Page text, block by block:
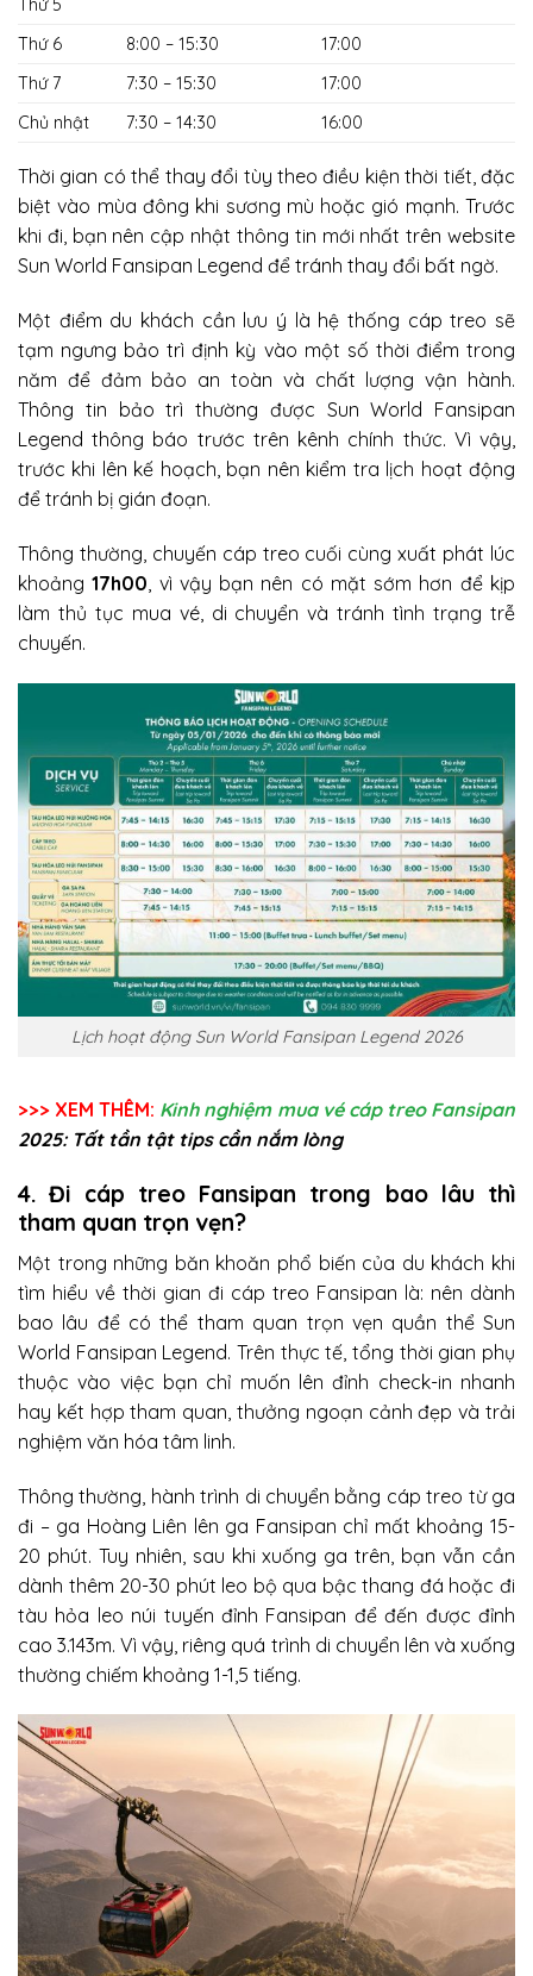
Thứ 5
Thứ 6 8:00 – 15:30
17:00
Thứ 7
7:30 – 15:30
17:00
Chủ nhật
7:30 – 14:30 16:00
Thời gian có thể thay đổi tùy theo điều kiện thời tiết, đặc
biệt vào mùa đông khi sương mù hoặc gió mạnh. Trước
khi đi, bạn nên cập nhật thông tin mới nhất trên website
Sun World Fansipan Legend để tránh thay đổi bất ngờ.
Một điểm du khách cần lưu ý là hệ thống cáp treo sẽ
tạm ngưng bảo trì định kỳ vào một số thời điểm trong
năm để đảm bảo an toàn và chất lượng vận hành.
Thông tin bảo trì thường được Sun World Fansipan
Legend thông báo trước trên kênh chính thức. Vì vậy,
trước khi lên kế hoạch, bạn nên kiểm tra lịch hoạt động
để tránh bị gián đoạn.
Thông thường, chuyến cáp treo cuối cùng xuất phát lúc
khoảng17h00, vì vậy bạn nên có mặt sớm hơn để kịp
làm thủ tục mua vé, di chuyển và tránh tình trạng trễ
chuyến.
Lịch hoạt động Sun World Fansipan Legend 2026
>>> XEM THÊM: Kinh nghiệm mua vé cáp treo Fansipan
2025: Tất tần tật tips cần nắm lòng
4. Đi cáp treo Fansipan trong bao lâu thì
tham quan trọn vẹn?
Một trong những băn khoăn phổ biến của du khách khi
tìm hiểu về thời gian đi cáp treo Fansipan là: nên dành
bao lâu để có thể tham quan trọn vẹn quần thể Sun
World Fansipan Legend. Trên thực tế, tổng thời gian phụ
thuộc vào việc bạn chỉ muốn lên đỉnh check-in nhanh
hay kết hợp tham quan, thưởng ngoạn cảnh đẹp và trải
nghiệm văn hóa tâm linh.
Thông thường, hành trình di chuyển bằng cáp treo từ ga
đi – ga Hoàng Liên lên ga Fansipan chỉ mất khoảng 15-
20 phút. Tuy nhiên, sau khi xuống ga trên, bạn vẫn cần
dành thêm 20-30 phút leo bộ qua bậc thang đá hoặc đi
tàu hỏa leo núi tuyến đỉnh Fansipan để đến được đỉnh
cao 3.143m. Vì vậy, riêng quá trình di chuyển lên và xuống
thường chiếm khoảng 1-1,5 tiếng.